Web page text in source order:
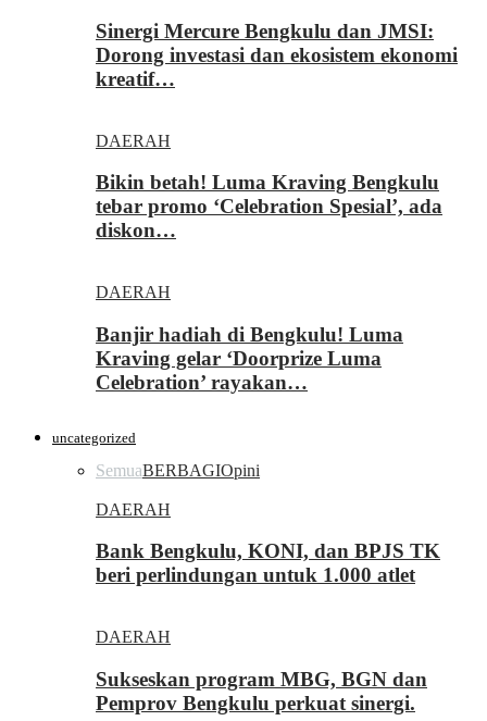
Sinergi Mercure Bengkulu dan JMSI:
Dorong investasi dan ekosistem ekonomi
kreatif…
DAERAH
Bikin betah! Luma Kraving Bengkulu
tebar promo ‘Celebration Spesial’, ada
diskon…
DAERAH
Banjir hadiah di Bengkulu! Luma
Kraving gelar ‘Doorprize Luma
Celebration’ rayakan…
uncategorized
SemuaBERBAGIOpini
DAERAH
Bank Bengkulu, KONI, dan BPJS TK
beri perlindungan untuk 1.000 atlet
DAERAH
Sukseskan program MBG, BGN dan
Pemprov Bengkulu perkuat sinergi.